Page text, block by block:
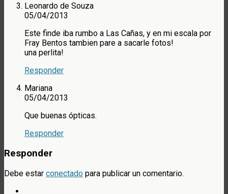
Leonardo de Souza
05/04/2013
Este finde iba rumbo a Las Cañas, y en mi escala por
Fray Bentos tambien pare a sacarle fotos!
una perlita!
Responder
Mariana
05/04/2013
Que buenas ópticas.
Responder
Responder
Debe estar conectado para publicar un comentario.